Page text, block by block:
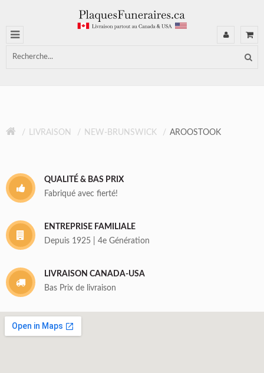
LIVRAISON NEW-BRUNSWICK AROOSTOOK
QUALITÉ & BAS PRIX
Fabriqué avec fierté!
ENTREPRISE FAMILIALE
Depuis 1925 | 4e Génération
LIVRAISON CANADA-USA
Bas Prix de livraison